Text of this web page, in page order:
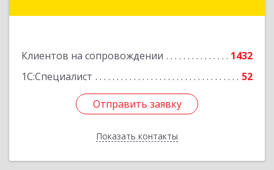
Клиентов на сопровождении
1432
1С:Специалист
52
Отправить заявку
Показать контакты
Отправить заявку
Назад